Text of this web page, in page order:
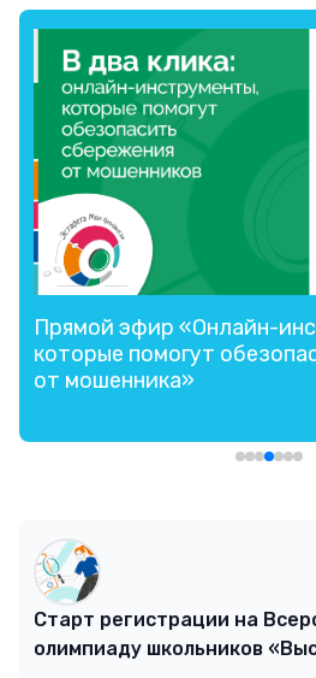
Прямой эфир «Онлайн-
которые помогут
от мошенника»
Старт регистрации на
олимпиаду школьников